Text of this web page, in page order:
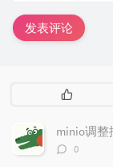
发表评论
热
文
章
minio调整
评
0